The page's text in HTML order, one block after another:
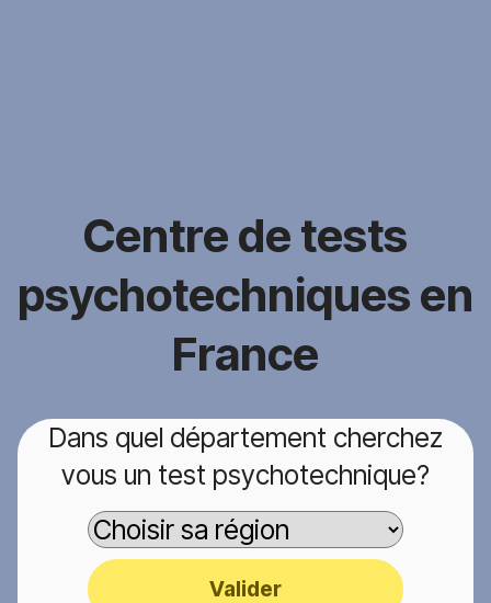
Centre de tests
psychotechniques en
France
Dans quel département cherchez
vous un test psychotechnique?
Valider